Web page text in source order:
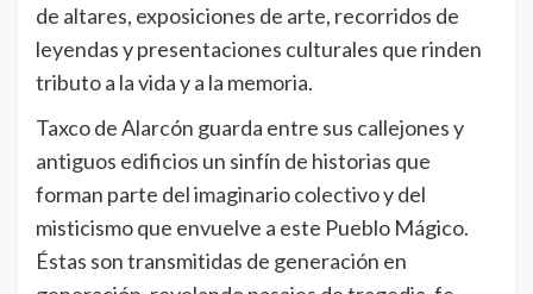
de altares, exposiciones de arte, recorridos de
leyendas y presentaciones culturales que rinden
tributo a la vida y a la memoria.
Taxco de Alarcón guarda entre sus callejones y
antiguos edificios un sinfín de historias que
forman parte del imaginario colectivo y del
misticismo que envuelve a este Pueblo Mágico.
Éstas son transmitidas de generación en